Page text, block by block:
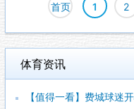
首页 1 2
体育资讯
【值得一看】费城球迷开